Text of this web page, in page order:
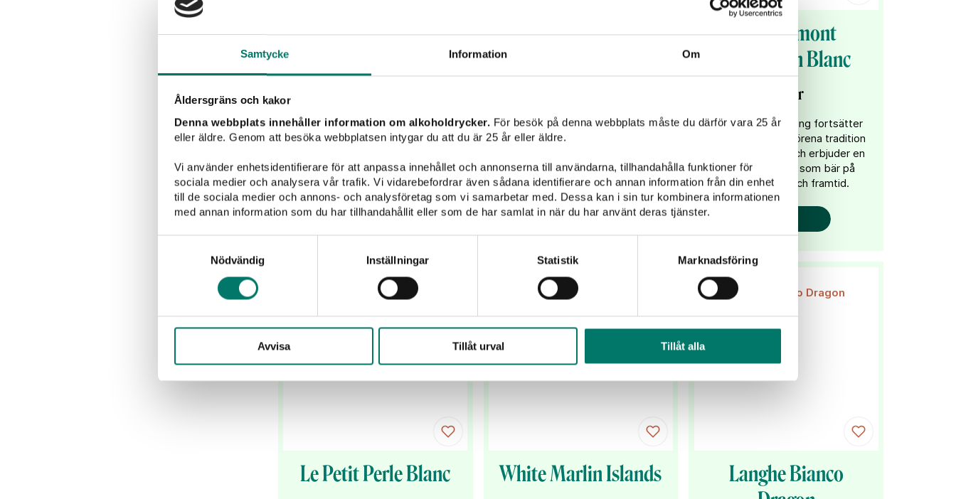
Samtycke Information Om
Åldersgräns och kakor
Denna webbplats innehåller information om alkoholdrycker. För besök på denna webbplats måste du därför vara 25 år
eller äldre. Genom att besöka webbplatsen intygar du att du är 25 år eller äldre.
Vi använder enhetsidentifierare för att anpassa innehållet och annonserna till användarna, tillhandahålla funktioner för
sociala medier och analysera vår trafik. Vi vidarebefordrar även sådana identifierare och annan information från din enhet
till de sociala medier och annons- och analysföretag som vi samarbetar med. Dessa kan i sin tur kombinera informationen
med annan information som du har tillhandahållit eller som de har samlat in när du har använt deras tjänster.
Nödvändig
Inställningar Statistik Marknadsföring
Avvisa Tillåt urval Tillåt alla
Hunter’s Sauvignon
"Ett givet val!" Torr & frisk
Sauvignon Blanc till skaldjur &
butik
KÖP
Orange Wine Ciceron
Ett orangevin från södra
Frankrike som passar utmärkt till
bit mörk choklad.
KÖP
Stift Admont
Sauvignon Blanc
149 kr
Med denna lansering fortsätter
Stift Admont att förena tradition
med innovation, och erbjuder en
smakupplevelse som bär på
både historia och framtid.
Le Petit Perle Blanc White Marlin Islands
Langhe Bianco